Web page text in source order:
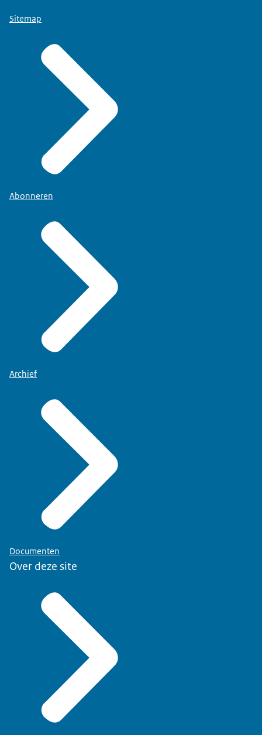
Sitemap
Abonneren
Archief
Documenten
Over deze site